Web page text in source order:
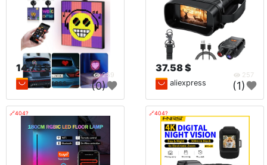
14.73 $
259
aliexpress (0)
37.58 $
257
aliexpress (1)
🔗404? 🔗404?